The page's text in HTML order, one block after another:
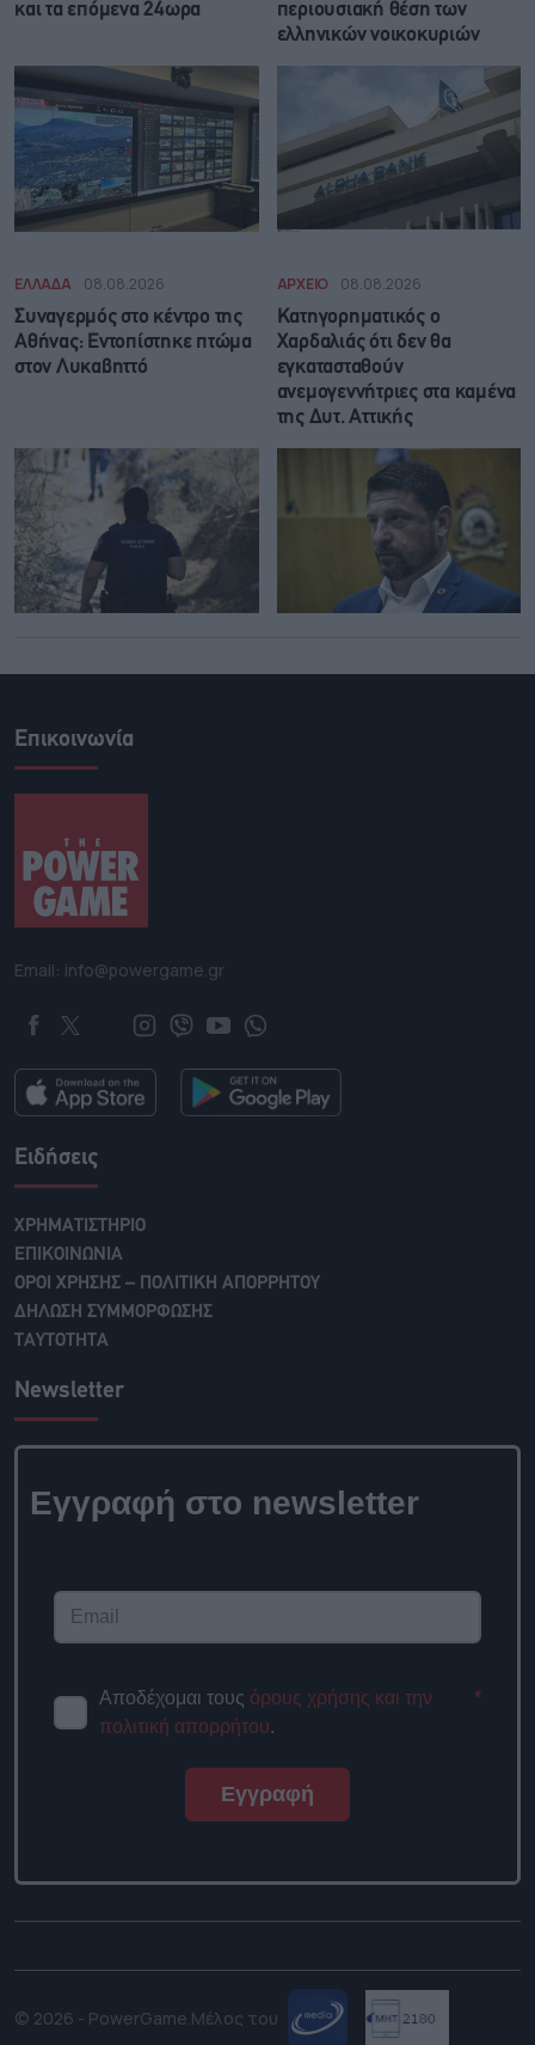
και τα επόμενα 24ωρα
περιουσιακή θέση των
ελληνικών νοικοκυριών
ΕΛΛΑΔΑ 08.08.2026
Συναγερμός στο κέντρο της
Αθήνας: Εντοπίστηκε πτώμα
στον Λυκαβηττό
ΑΡΧΕΙΟ 08.08.2026
Κατηγορηματικός ο
Χαρδαλιάς ότι δεν θα
εγκατασταθούν
ανεμογεννήτριες στα καμένα
της Δυτ. Αττικής
Επικοινωνία
Email: info@powergame.gr
Ειδήσεις
ΧΡΗΜΑΤΙΣΤΗΡΙΟ
ΕΠΙΚΟΙΝΩΝΙΑ
ΟΡΟΙ ΧΡΗΣΗΣ – ΠΟΛΙΤΙΚΗ ΑΠΟΡΡΗΤΟΥ
ΔΗΛΩΣΗ ΣΥΜΜΟΡΦΩΣΗΣ
ΤΑΥΤΟΤΗΤΑ
Newsletter
Εγγραφή στο newsletter
Αποδέχομαι τους όρους χρήσης και την
πολιτική απορρήτου.
*
Εγγραφή
© 2026 - PowerGame.Μέλος του